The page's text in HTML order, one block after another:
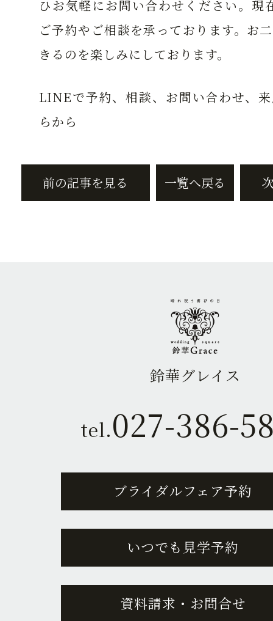
ひお気軽にお問い合わせください。現
ご予約やご相談を承っております。お
きるのを楽しみにしております。
LINEで予約、相談、お問い合わせ、
らから
前の記事を見る 一覧へ戻る
鈴華グレイス
tel.027-386-
ブライダルフェア予約
いつでも見学予約
資料請求・お問合せ